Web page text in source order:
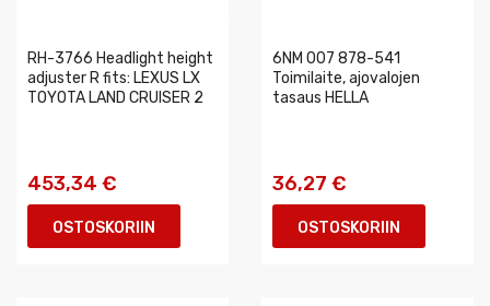
RH-3766 Headlight height
adjuster R fits: LEXUS LX
TOYOTA LAND CRUISER 2
453,34 €
OSTOSKORIIN
6NM 007 878-541
Toimilaite, ajovalojen
tasaus HELLA
36,27 €
OSTOSKORIIN